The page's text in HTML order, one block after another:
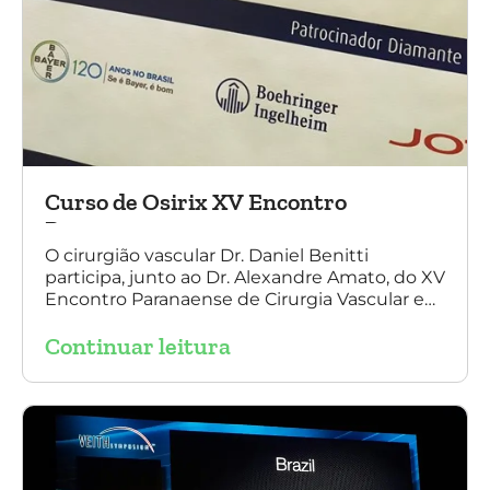
Curso de Osirix XV Encontro
Paranaense
O cirurgião vascular Dr. Daniel Benitti
participa, junto ao Dr. Alexandre Amato, do XV
Encontro Paranaense de Cirurgia Vascular e
Continuar leitura